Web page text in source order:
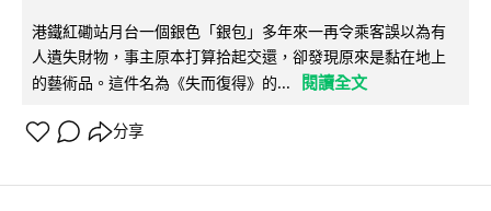
港鐵紅磡站月台一個銀色「銀包」多年來一再令乘客誤以為有
人遺失財物，事主原本打算拾起交還，卻發現原來是黏在地上
的藝術品。這件名為《失而復得》的...
閱讀全文
分享